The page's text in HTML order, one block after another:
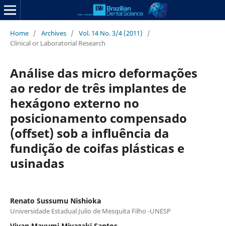
Home / Archives / Vol. 14 No. 3/4 (2011)
/
Clinical or Laboratorial Research
Análise das micro deformações
ao redor de três implantes de
hexágono externo no
posicionamento compensado
(offset) sob a influência da
fundição de coifas plásticas e
usinadas
Renato Sussumu Nishioka
Universidade Estadual Julio de Mesquita Filho -UNESP